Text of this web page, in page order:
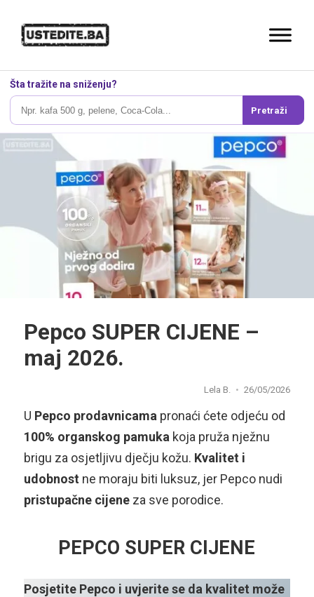
Šta tražite na sniženju?
Pretraži
Pepco SUPER CIJENE –
maj 2026.
Lela B. 26/05/2026
U Pepco prodavnicama pronaći ćete odjeću od
100% organskog pamuka koja pruža nježnu
brigu za osjetljivu dječju kožu. Kvalitet i
udobnost ne moraju biti luksuz, jer Pepco nudi
pristupačne cijeneza sve porodice.
PEPCO SUPER CIJENE
Posjetite Pepco i uvjerite se da kvalitet može